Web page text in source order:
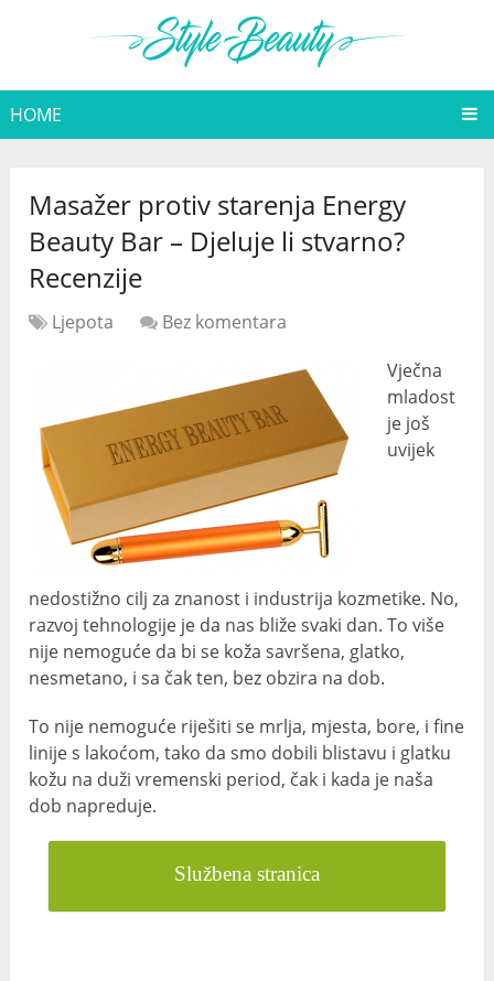
HOME
Masažer protiv starenja Energy
Beauty Bar – Djeluje li stvarno?
Recenzije
Ljepota
Bez komentara
Vječna
mladost
je još
uvijek
nedostižno cilj za znanost i industrija kozmetike. No,
razvoj tehnologije je da nas bliže svaki dan. To više
nije nemoguće da bi se koža savršena, glatko,
nesmetano, i sa čak ten, bez obzira na dob.
To nije nemoguće riješiti se mrlja, mjesta, bore, i fine
linije s lakoćom, tako da smo dobili blistavu i glatku
kožu na duži vremenski period, čak i kada je naša
dob napreduje.
Službena stranica